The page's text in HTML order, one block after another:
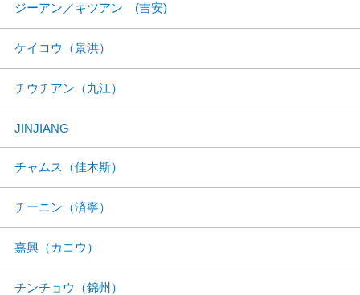
ジーアン／キツアン (吉安)
ケイコウ（景洪）
チウチアン（九江）
JINJIANG
チャムス（佳木斯）
チーニン（済寧）
嘉興（カコウ）
チンチョウ（錦州）